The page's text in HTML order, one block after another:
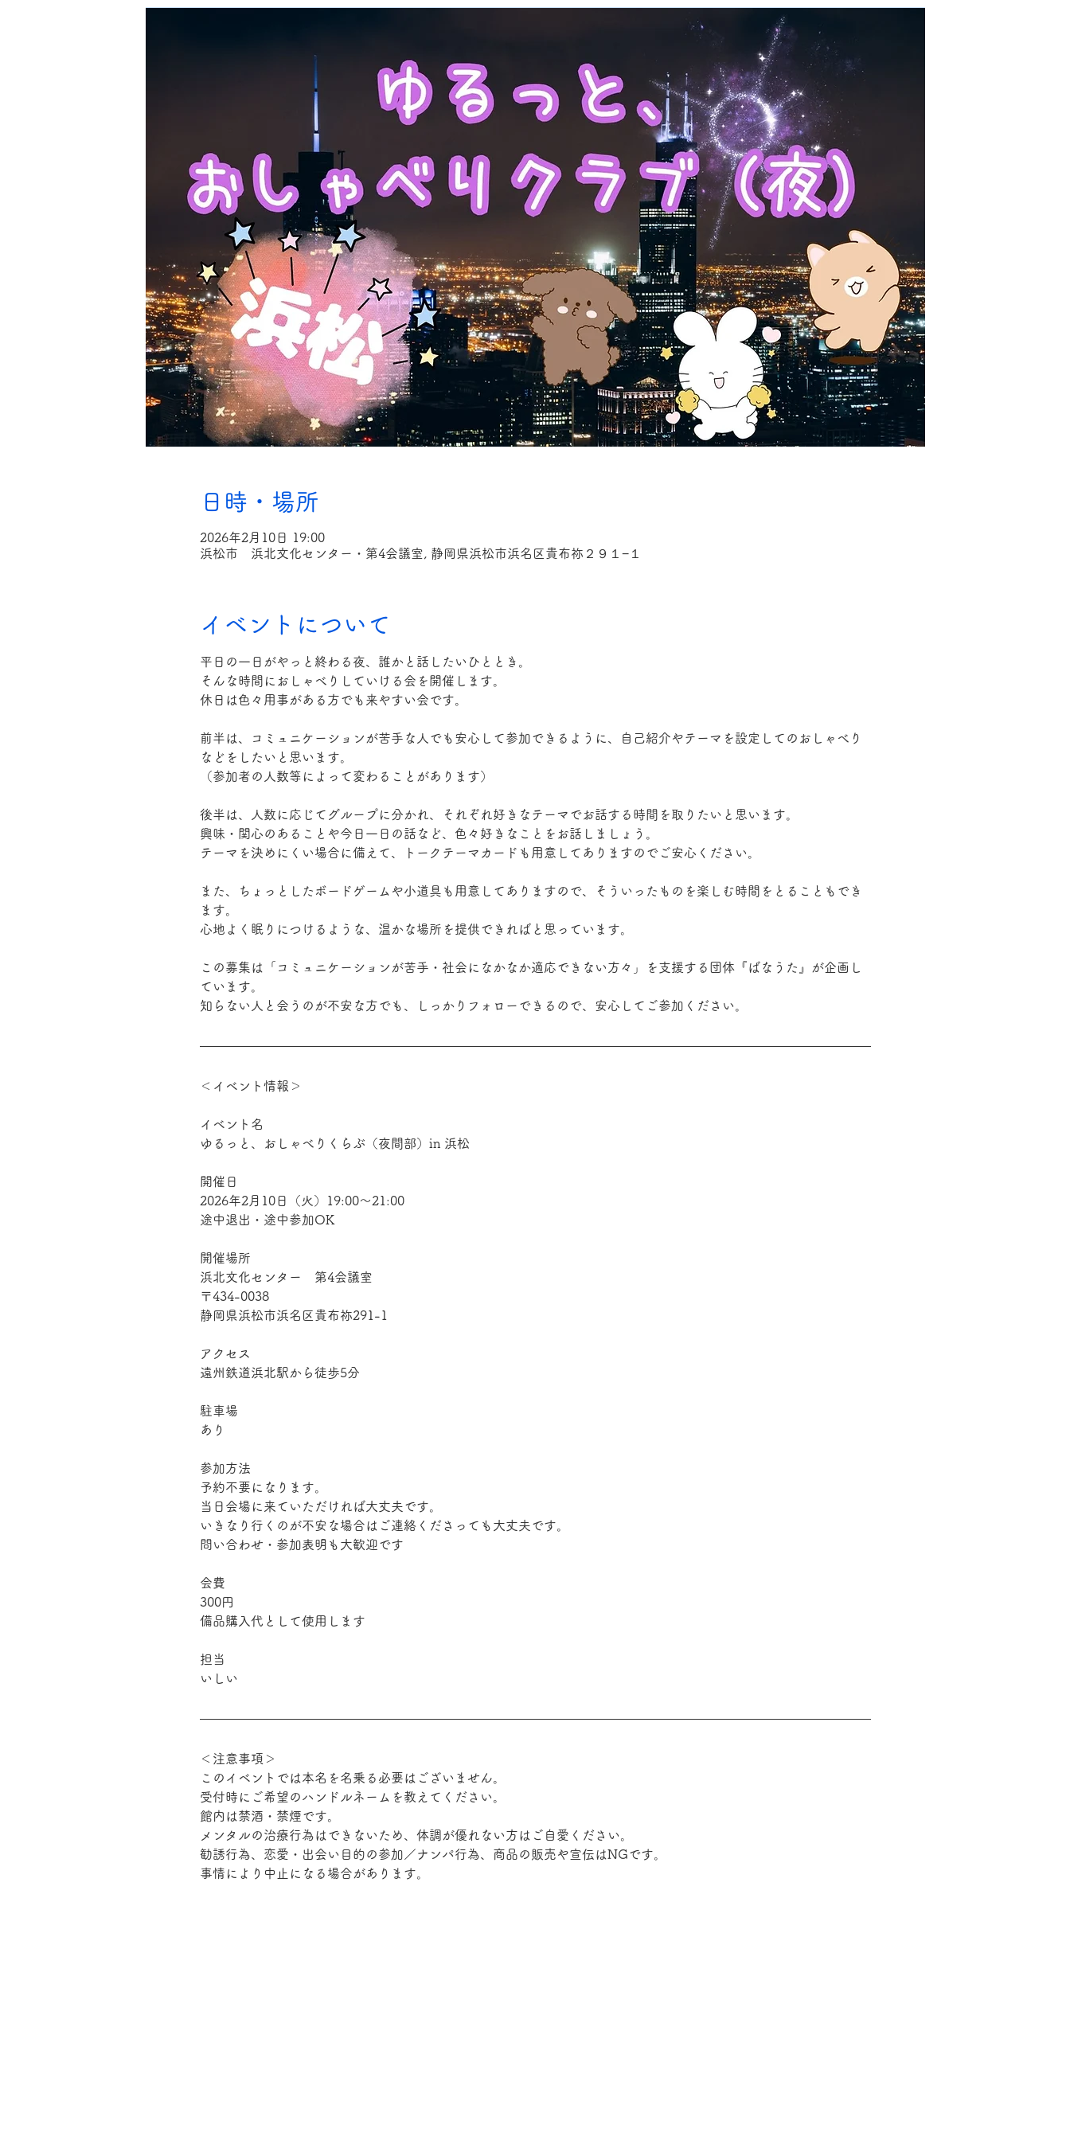
日時・場所
2026年2月10日 19:00
浜松市 浜北文化センター・第4会議室, 静岡県浜松市浜名区貴布祢２９１−１
イベントについて
平日の一日がやっと終わる夜、誰かと話したいひととき。
そんな時間におしゃべりしていける会を開催します。
休日は色々用事がある方でも来やすい会です。
前半は、コミュニケーションが苦手な人でも安心して参加できるように、自己紹介やテーマを設定してのおしゃべり
などをしたいと思います。
（参加者の人数等によって変わることがあります）
後半は、人数に応じてグループに分かれ、それぞれ好きなテーマでお話する時間を取りたいと思います。
興味・関心のあることや今日一日の話など、色々好きなことをお話しましょう。
テーマを決めにくい場合に備えて、トークテーマカードも用意してありますのでご安心ください。
また、ちょっとしたボードゲームや小道具も用意してありますので、そういったものを楽しむ時間をとることもでき
ます。
心地よく眠りにつけるような、温かな場所を提供できればと思っています。
この募集は「コミュニケーションが苦手・社会になかなか適応できない方々」を支援する団体『ばなうた』が企画し
ています。
知らない人と会うのが不安な方でも、しっかりフォローできるので、安心してご参加ください。
＜イベント情報＞
イベント名
ゆるっと、おしゃべりくらぶ（夜間部）in 浜松
開催日
2026年2月10日（火）19:00～21:00
途中退出・途中参加OK
開催場所
浜北文化センター　第4会議室
〒434-0038
静岡県浜松市浜名区貴布祢291-1
アクセス
遠州鉄道浜北駅から徒歩5分
駐車場
あり
参加方法
予約不要になります。
当日会場に来ていただければ大丈夫です。
いきなり行くのが不安な場合はご連絡くださっても大丈夫です。
問い合わせ・参加表明も大歓迎です
会費
300円
備品購入代として使用します
担当
いしい
＜注意事項＞
このイベントでは本名を名乗る必要はございません。
受付時にご希望のハンドルネームを教えてください。
館内は禁酒・禁煙です。
メンタルの治療行為はできないため、体調が優れない方はご自愛ください。
勧誘行為、恋愛・出会い目的の参加／ナンパ行為、商品の販売や宣伝はNGです。
事情により中止になる場合があります。